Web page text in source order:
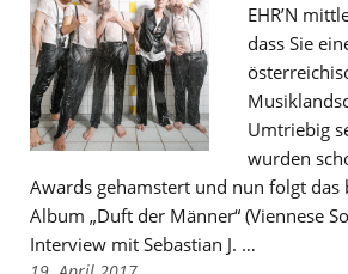
EHR’N
dass Sie
Umtriebig
wurden
Awards gehamstert und nun folgt das
Album „Duft der Männer“ (Viennese
Interview mit Sebastian J. …